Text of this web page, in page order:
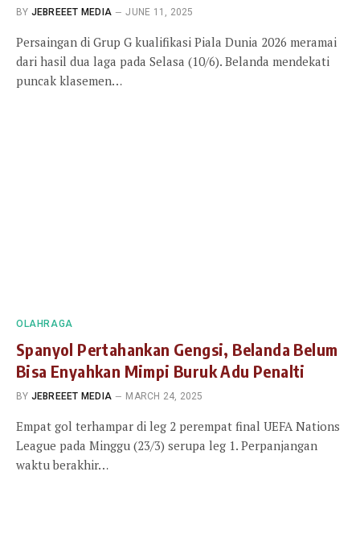
BY JEBREEET MEDIA JUNE 11, 2025
Persaingan di Grup G kualifikasi Piala Dunia 2026 meramai
dari hasil dua laga pada Selasa (10/6). Belanda mendekati
puncak klasemen…
OLAHRAGA
Spanyol Pertahankan Gengsi, Belanda Belum
Bisa Enyahkan Mimpi Buruk Adu Penalti
BY JEBREEET MEDIA MARCH 24, 2025
Empat gol terhampar di leg 2 perempat final UEFA Nations
League pada Minggu (23/3) serupa leg 1. Perpanjangan
waktu berakhir…